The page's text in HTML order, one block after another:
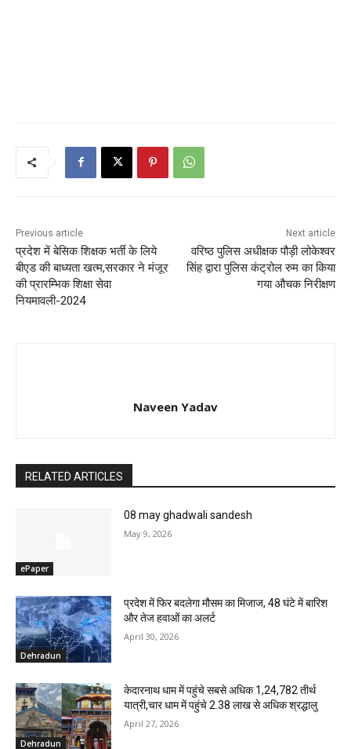
Previous article
प्रदेश में बेसिक शिक्षक भर्ती के लिये
बीएड की बाध्यता खत्म,सरकार ने मंजूर
की प्रारम्भिक शिक्षा सेवा
नियमावली-2024
Next article
वरिष्ठ पुलिस अधीक्षक पौड़ी लोकेश्वर
सिंह द्वारा पुलिस कंट्रोल रुम का किया
गया औचक निरीक्षण
Naveen Yadav
RELATED ARTICLES
ePaper
08 may ghadwali sandesh
May 9, 2026
Dehradun
प्रदेश में फिर बदलेगा मौसम का मिजाज, 48 घंटे में बारिश
और तेज हवाओं का अलर्ट
April 30, 2026
Dehradun
केदारनाथ धाम में पहुंचे सबसे अधिक 1,24,782 तीर्थ
यात्री,चार धाम में पहुंचे 2.38 लाख से अधिक श्रद्धालु
April 27, 2026